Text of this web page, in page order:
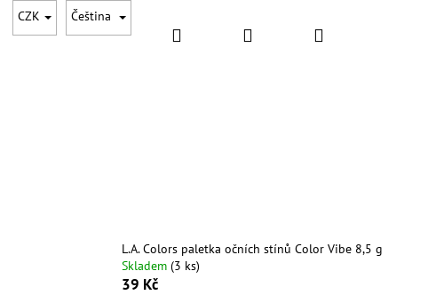
DOPLŇKY DÁRKOVÉ SADY AKCE
CZK Čeština
Hledat PřihlášeníNákupní
L.A. Colors paletka očních stínů Color Vibe 8,5 g
Skladem(3 ks)
39 Kč